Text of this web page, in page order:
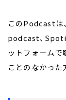
このPodcastは、
podcast、
ットフォームで
ことのなかった